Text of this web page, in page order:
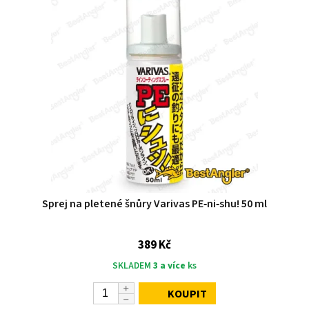
Sprej na pletené šnůry Varivas PE‑ni‑shu! 50 ml
389 Kč
SKLADEM 3 a více ks
KOUPIT